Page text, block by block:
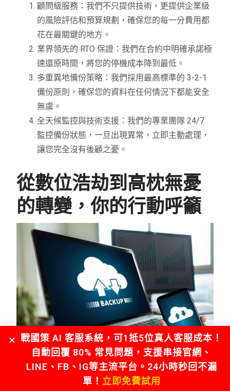
顧問級服務：我們不只提供技術，更提供企業級
的風險評估和預算規劃，確保您的每一分費用都
花在最關鍵的地方。
業界領先的 RTO 保證：我們在合約中明確承諾極
速還原時間，將您的停機成本降到最低。
多重異地備份策略：我們採用最高標準的 3-2-1
備份原則，確保您的資料在任何情況下都能安全
無虞。
全天候監控與技術支援：我們的專業團隊 24/7
監控備份狀態，一旦出現異常，立即主動處理，
讓您完全沒有後顧之憂。
從數位浩劫到高枕無憂
的轉變，你的行動呼籲
回到開頭小陳的故事。在經歷了那場數位浩劫後，小
戰國策 AI 客服系統，可1抵5位真人客服成本！
自動回覆 80% 常見問題，支援串接官網、
LINE、FB、IG等主流平台。24小時秒回不漏
單！ 立即免費試用